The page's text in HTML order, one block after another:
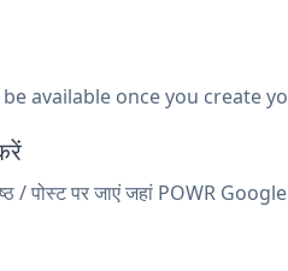
available once you create
/ पोस्ट पर जाएं जहां POWR